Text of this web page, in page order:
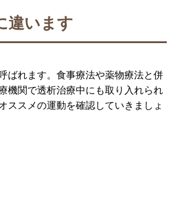
違います
ばれます。食事療法や薬物療法と併
機関で透析治療中にも取り入れられ
ススメの運動を確認していきましょ